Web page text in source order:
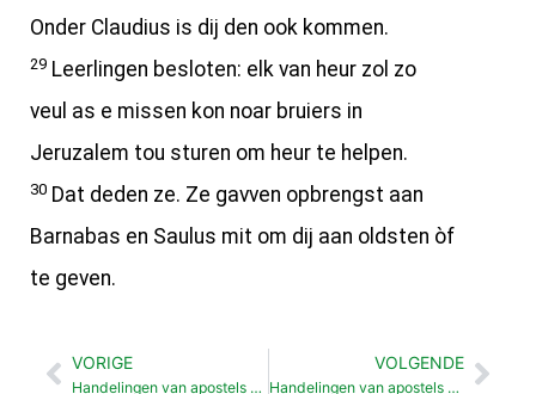
Onder Claudius is dij den ook kommen.
29 Leerlingen besloten: elk van heur zol zo
veul as e missen kon noar bruiers in
Jeruzalem tou sturen om heur te helpen.
30 Dat deden ze. Ze gavven opbrengst aan
Barnabas en Saulus mit om dij aan oldsten òf
te geven.
Vorige
VORIGE
Handelingen van apostels Petrus verantwoordt zok (11: 1-18)
VOLGENDE
Handelingen van apostels Herodes vervolgt gemainte (12: 1-19)